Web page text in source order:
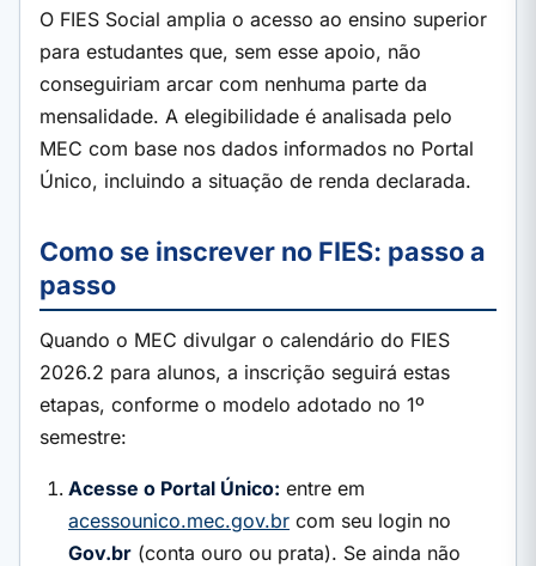
O FIES Social amplia o acesso ao ensino superior
para estudantes que, sem esse apoio, não
conseguiriam arcar com nenhuma parte da
mensalidade. A elegibilidade é analisada pelo
MEC com base nos dados informados no Portal
Único, incluindo a situação de renda declarada.
Como se inscrever no FIES: passo a
passo
Quando o MEC divulgar o calendário do FIES
2026.2 para alunos, a inscrição seguirá estas
etapas, conforme o modelo adotado no 1º
semestre:
Acesse o Portal Único: entre em
acessounico.mec.gov.br com seu login no
Gov.br (conta ouro ou prata). Se ainda não